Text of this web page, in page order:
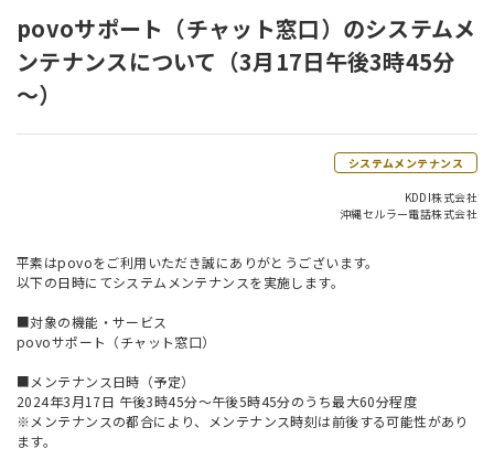
povoサポート（チャット窓口）のシステムメ
ンテナンスについて（3月17日午後3時45分
～）
システムメンテナンス
KDDI株式会社
沖縄セルラー電話株式会社
平素はpovoをご利用いただき誠にありがとうございます。
以下の日時にてシステムメンテナンスを実施します。
■対象の機能・サービス
povoサポート（チャット窓口）
■メンテナンス日時（予定）
2024年3月17日 午後3時45分～午後5時45分のうち最大60分程度
※メンテナンスの都合により、メンテナンス時刻は前後する可能性があり
ます。